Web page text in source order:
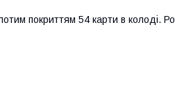
покриттям 54 карти в колоді.